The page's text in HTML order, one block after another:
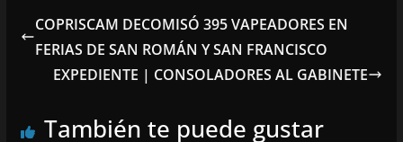
COPRISCAM DECOMISÓ 395 VAPEADORES EN
FERIAS DE SAN ROMÁN Y SAN FRANCISCO
EXPEDIENTE | CONSOLADORES AL GABINETE
También te puede gustar